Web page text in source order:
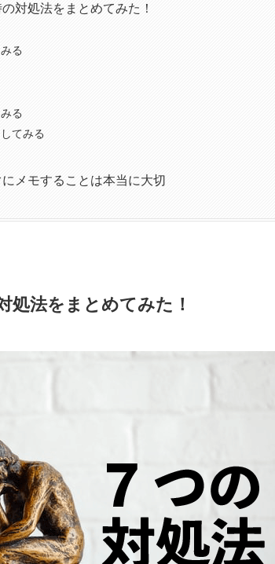
対処法をまとめてみた！
る
る
てみる
メモすることは本当に大切
処法をまとめてみた！